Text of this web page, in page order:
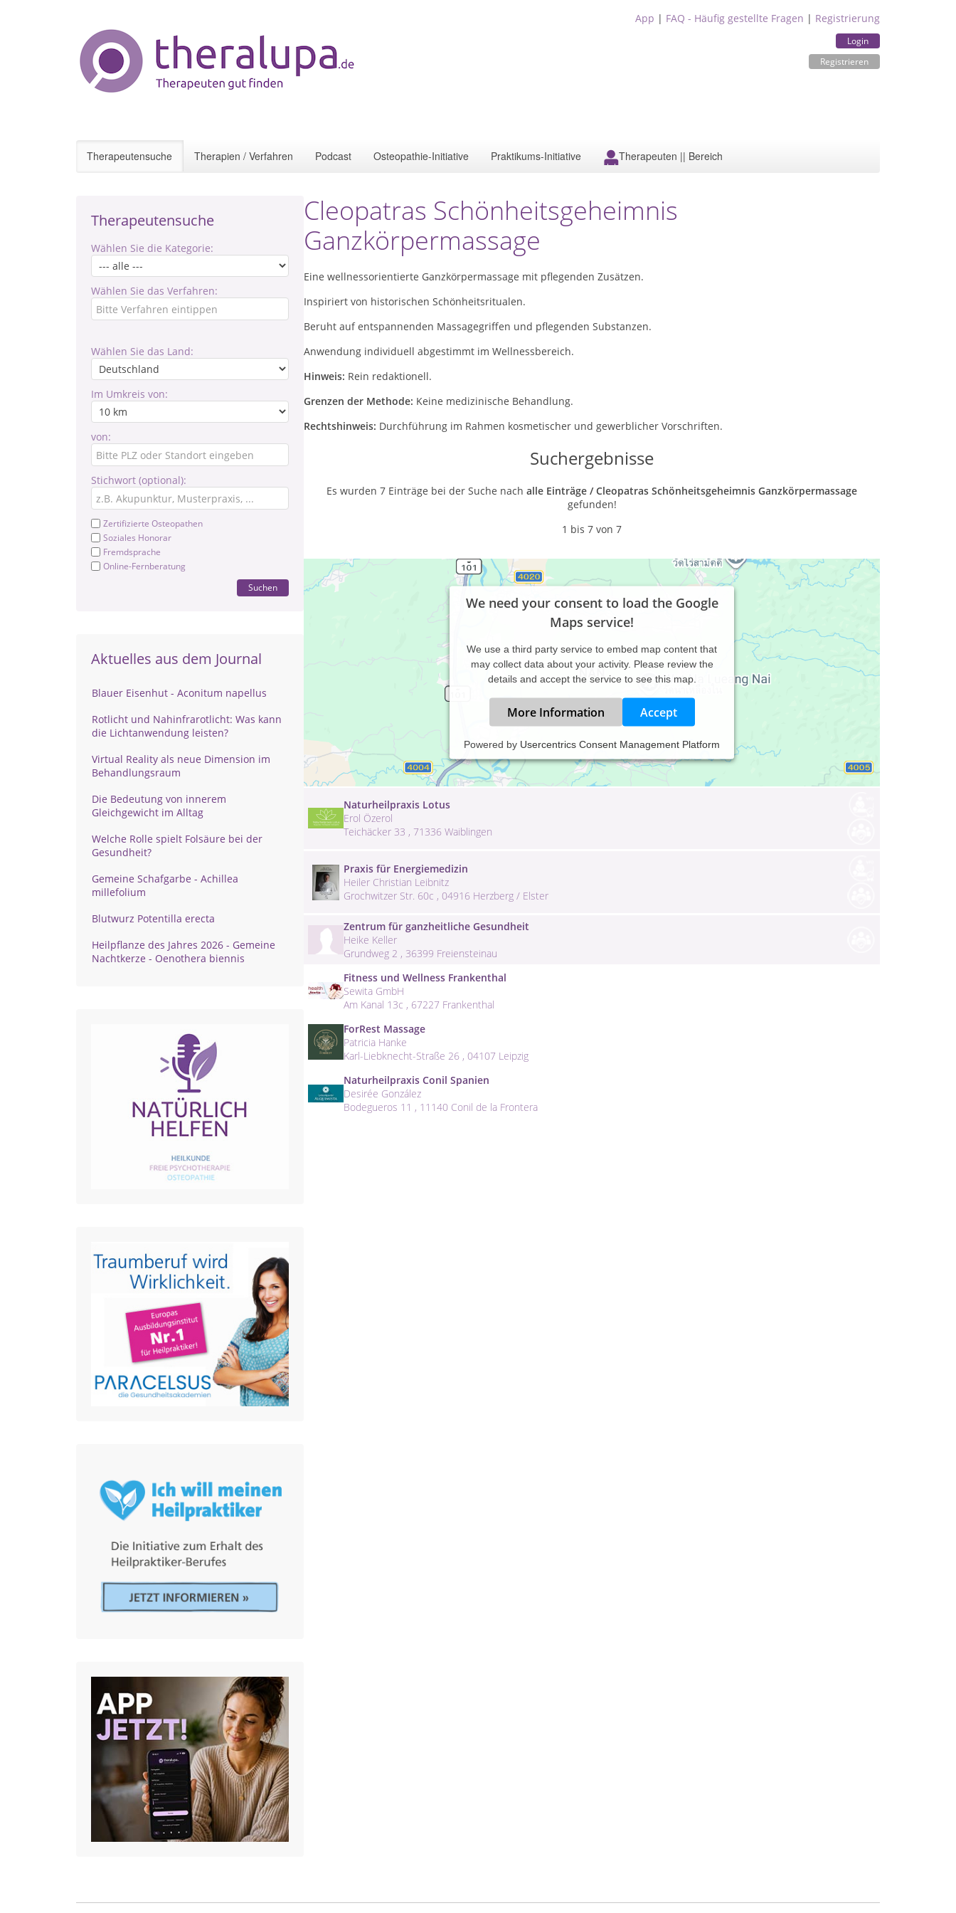
App | FAQ - Häufig gestellte Fragen | Registrierung
Login
Registrieren
Therapeutensuche Therapien / Verfahren Podcast Osteopathie-Initiative Praktikums-Initiative Therapeuten || Bereich
Therapeutensuche
Wählen Sie die Kategorie:
Wählen Sie das Verfahren:
Wählen Sie das Land:
Im Umkreis von:
von:
Stichwort (optional):
Zertifizierte Osteopathen
Soziales Honorar
Fremdsprache
Online-Fernberatung
Suchen
Aktuelles aus dem Journal
Blauer Eisenhut - Aconitum napellus
Rotlicht und Nahinfrarotlicht: Was kann
die Lichtanwendung leisten?
Virtual Reality als neue Dimension im
Behandlungsraum
Die Bedeutung von innerem
Gleichgewicht im Alltag
Welche Rolle spielt Folsäure bei der
Gesundheit?
Gemeine Schafgarbe - Achillea
millefolium
Blutwurz Potentilla erecta
Heilpflanze des Jahres 2026 - Gemeine
Nachtkerze - Oenothera biennis
Cleopatras Schönheitsgeheimnis
Ganzkörpermassage
Eine wellnessorientierte Ganzkörpermassage mit pflegenden Zusätzen.
Inspiriert von historischen Schönheitsritualen.
Beruht auf entspannenden Massagegriffen und pflegenden Substanzen.
Anwendung individuell abgestimmt im Wellnessbereich.
Hinweis: Rein redaktionell.
Grenzen der Methode: Keine medizinische Behandlung.
Rechtshinweis: Durchführung im Rahmen kosmetischer und gewerblicher Vorschriften.
Suchergebnisse
Es wurden 7 Einträge bei der Suche nach alle Einträge / Cleopatras Schönheitsgeheimnis Ganzkörpermassage
gefunden!
1 bis 7 von 7
We need your consent to load the Google
Maps service!
We use a third party service to embed map content that
may collect data about your activity. Please review the
details and accept the service to see this map.
More Information Accept
Powered by Usercentrics Consent Management Platform
K2Medical
Georgeta Klein
Kanadastrasse 4 , 58675 Hemer
Naturheilpraxis Lotus
Erol Özerol
Teichäcker 33 , 71336 Waiblingen
Praxis für Energiemedizin
Heiler Christian Leibnitz
Grochwitzer Str. 60c , 04916 Herzberg / Elster
Zentrum für ganzheitliche Gesundheit
Heike Keller
Grundweg 2 , 36399 Freiensteinau
Fitness und Wellness Frankenthal
Sewita GmbH
Am Kanal 13c , 67227 Frankenthal
ForRest Massage
Patricia Hanke
Karl-Liebknecht-Straße 26 , 04107 Leipzig
Naturheilpraxis Conil Spanien
Desirée González
Bodegueros 11 , 11140 Conil de la Frontera